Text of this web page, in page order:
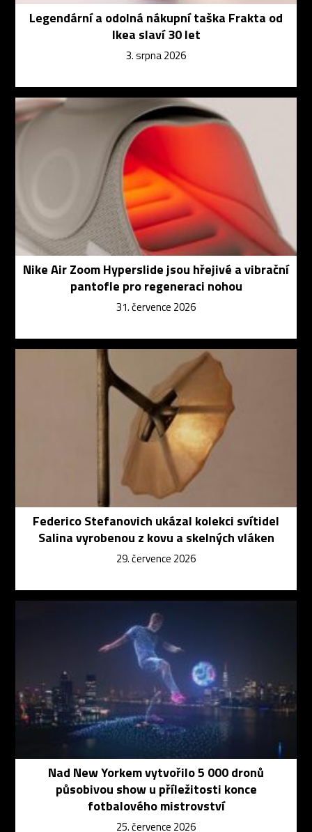
Legendární a odolná nákupní taška Frakta od
Ikea slaví 30 let
3. srpna 2026
Nike Air Zoom Hyperslide jsou hřejivé a vibrační
pantofle pro regeneraci nohou
31. července 2026
Federico Stefanovich ukázal kolekci svítidel
Salina vyrobenou z kovu a skelných vláken
29. července 2026
Nad New Yorkem vytvořilo 5 000 dronů
působivou show u příležitosti konce
fotbalového mistrovství
25. července 2026